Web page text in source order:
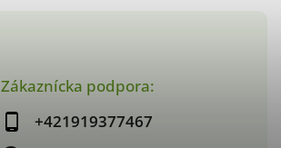
Zákaznícka podpora:
+421919377467